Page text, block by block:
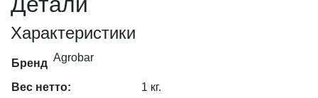
Характеристики
Бренд Agrobar
Вес нетто:
1 кг.